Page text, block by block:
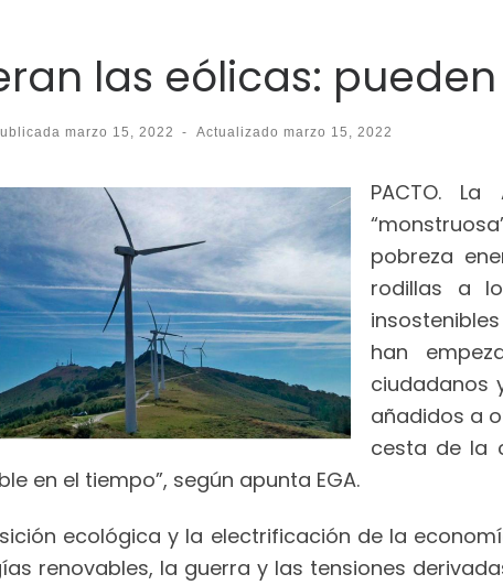
las eólicas:
marzo 15, 2022 - Actualizadomarzo 15, 2022
PACTO.
pobreza
rodillas a
han
ciudadanos
añadidos a
cesta de la
en el tiempo”, según apunta EGA.
ecológica y la electrificación de la
renovables, la guerra y las tensiones